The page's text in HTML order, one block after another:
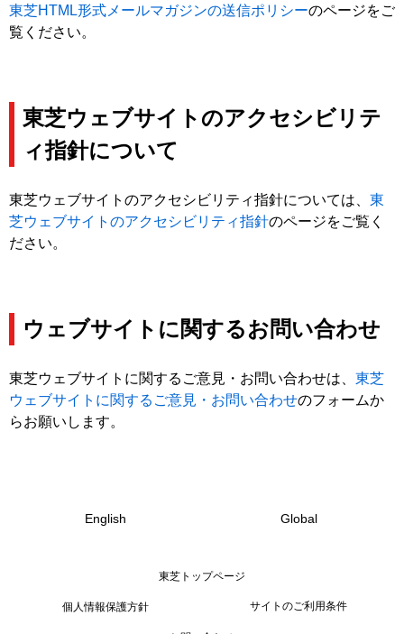
東芝HTML形式メールマガジンの送信ポリシーのページをご
覧ください。
東芝ウェブサイトのアクセシビリテ
ィ指針について
東芝ウェブサイトのアクセシビリティ指針については、 東
芝ウェブサイトのアクセシビリティ指針のページをご覧く
ださい。
ウェブサイトに関するお問い合わせ
東芝ウェブサイトに関するご意見・お問い合わせは、 東芝
ウェブサイトに関するご意見・お問い合わせのフォームか
らお願いします。
English Global
東芝トップページ
個人情報保護方針 サイトのご利用条件